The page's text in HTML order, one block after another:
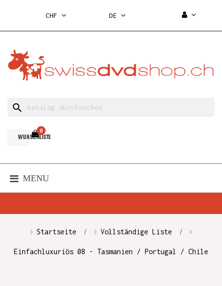
CHF DE
search
WUNSCHLISTE
0
MENU
Startseite Vollständige Liste
Einfachluxuriös 08 - Tasmanien / Portugal / Chile